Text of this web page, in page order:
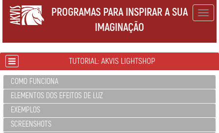
PROGRAMAS PARA INSPIRAR A SUA
IMAGINAÇÃO
TUTORIAL: AKVIS LIGHTSHOP
COMO FUNCIONA
ELEMENTOS DOS EFEITOS DE LUZ
EXEMPLOS
SCREENSHOTS